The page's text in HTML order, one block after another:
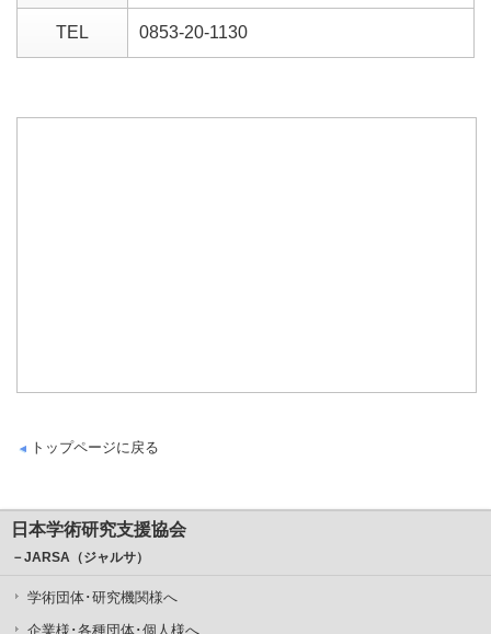
TEL 0853-20-1130
トップページに戻る
日本学術研究支援協会
－JARSA（ジャルサ）
学術団体･研究機関様へ
企業様･各種団体･個人様へ